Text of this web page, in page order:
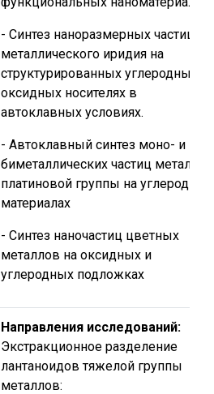
- Синтез наноразмерных частиц
металлического иридия на
структурированных углеродных и
оксидных носителях в
автоклавных условиях.
- Автоклавный синтез моно- и
биметаллических частиц металлов
платиновой группы на углеродных
материалах
- Синтез наночастиц цветных
металлов на оксидных и
углеродных подложках
Направления исследований:
Экстракционное разделение
лантаноидов тяжелой группы
металлов: